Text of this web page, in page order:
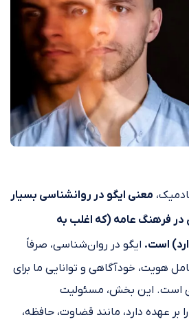
معنی ایگو در روانشناسی بسیار
در فرهنگ عامه (که اغلب به
است. ایگو در روان‌شناسی، صرفاً
هویت، خودآگاهی و توانایی ما برای
است. این بخش، مسئولیت
بر عهده دارد، مانند قضاوت، حافظه،